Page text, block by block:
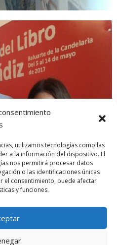
utilizamos tecnologías como las
a la información del dispositivo. El
nos permitirá procesar datos
o las identificaciones únicas
el consentimiento, puede afectar
y funciones.
entrega de un donativo a